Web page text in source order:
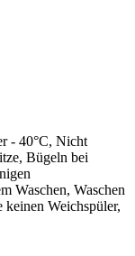
- 40°C, Nicht
Bügeln bei
Waschen, Waschen
keinen Weichspüler,